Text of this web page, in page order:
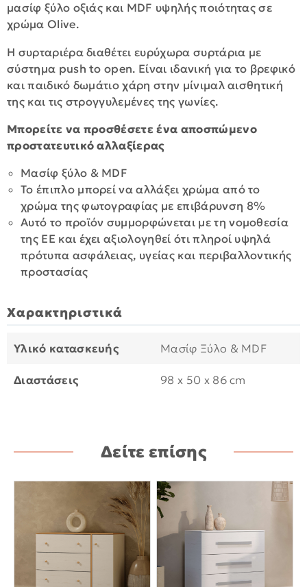
μασίφ ξύλο οξιάς και MDF υψηλής ποιότητας σε
χρώμα Olive.
Η συρταριέρα διαθέτει ευρύχωρα συρτάρια με
σύστημα push to open. Είναι ιδανική για το βρεφικό
και παιδικό δωμάτιο χάρη στην μίνιμαλ αισθητική
της και τις στρογγυλεμένες της γωνίες.
Μπορείτε να προσθέσετε ένα αποσπώμενο
προστατευτικό αλλαξίερας
Μασίφ ξύλο & MDF
Το έπιπλο μπορεί να αλλάξει χρώμα από το
χρώμα της φωτογραφίας με επιβάρυνση 8%
Αυτό το προϊόν συμμορφώνεται με τη νομοθεσία
της ΕΕ και έχει αξιολογηθεί ότι πληροί υψηλά
πρότυπα ασφάλειας, υγείας και περιβαλλοντικής
προστασίας
Χαρακτηριστικά
Υλικό κατασκευής Μασίφ Ξύλο & MDF
Διαστάσεις 98 x 50 x 86 cm
Δείτε επίσης